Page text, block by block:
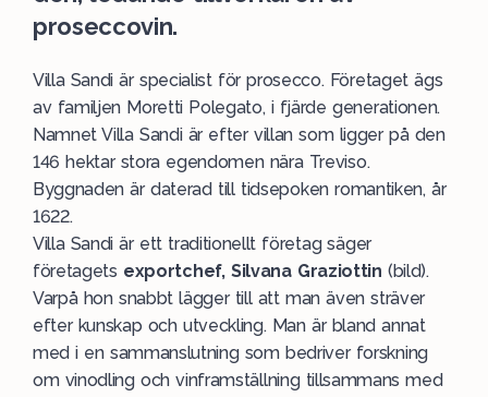
proseccovin.
Villa Sandi är specialist för prosecco. Företaget ägs
av familjen Moretti Polegato, i fjärde generationen.
Namnet Villa Sandi är efter villan som ligger på den
146 hektar stora egendomen nära Treviso.
Byggnaden är daterad till tidsepoken romantiken, år
1622.
Villa Sandi är ett traditionellt företag säger
företagets exportchef, Silvana Graziottin (bild).
Varpå hon snabbt lägger till att man även sträver
efter kunskap och utveckling. Man är bland annat
med i en sammanslutning som bedriver forskning
om vinodling och vinframställning tillsammans med